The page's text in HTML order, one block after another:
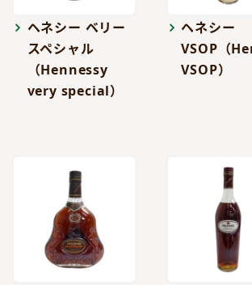
ヘネシー ベリー
スペシャル
（Hennessy
very special）
ヘネシー
VSOP（
VSOP）